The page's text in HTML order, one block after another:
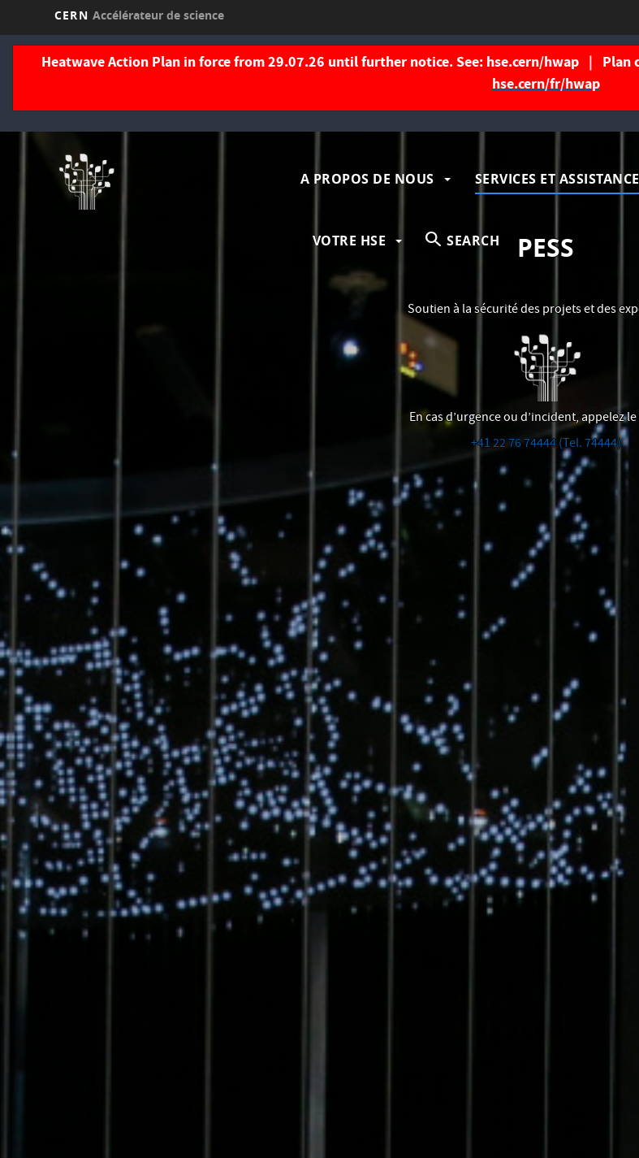
Aller
CERN Accélérateur de science
Heatwave Action Plan in force from 29.07.26 until further notice. See: hse.cern/hwap| Plan
hse.cern/fr/hwap
principale
A PROPOS DE NOUS SERVICES ET ASSISTANCE
VOTRE HSE SEARCH PESS
Soutien à la sécurité des projets et des
En cas d’urgence ou d’incident, appelez
+41 22 76 74444 (Tel. 74444)
Désactivé